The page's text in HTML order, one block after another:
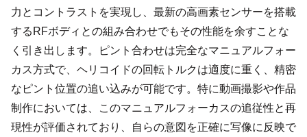
力とコントラストを実現し、最新の高画素センサーを搭載
するRFボディとの組み合わせでもその性能を余すことな
く引き出します。ピント合わせは完全なマニュアルフォー
カス方式で、ヘリコイドの回転トルクは適度に重く、精密
なピント位置の追い込みが可能です。特に動画撮影や作品
制作においては、このマニュアルフォーカスの追従性と再
現性が評価されており、自らの意図を正確に写像に反映で